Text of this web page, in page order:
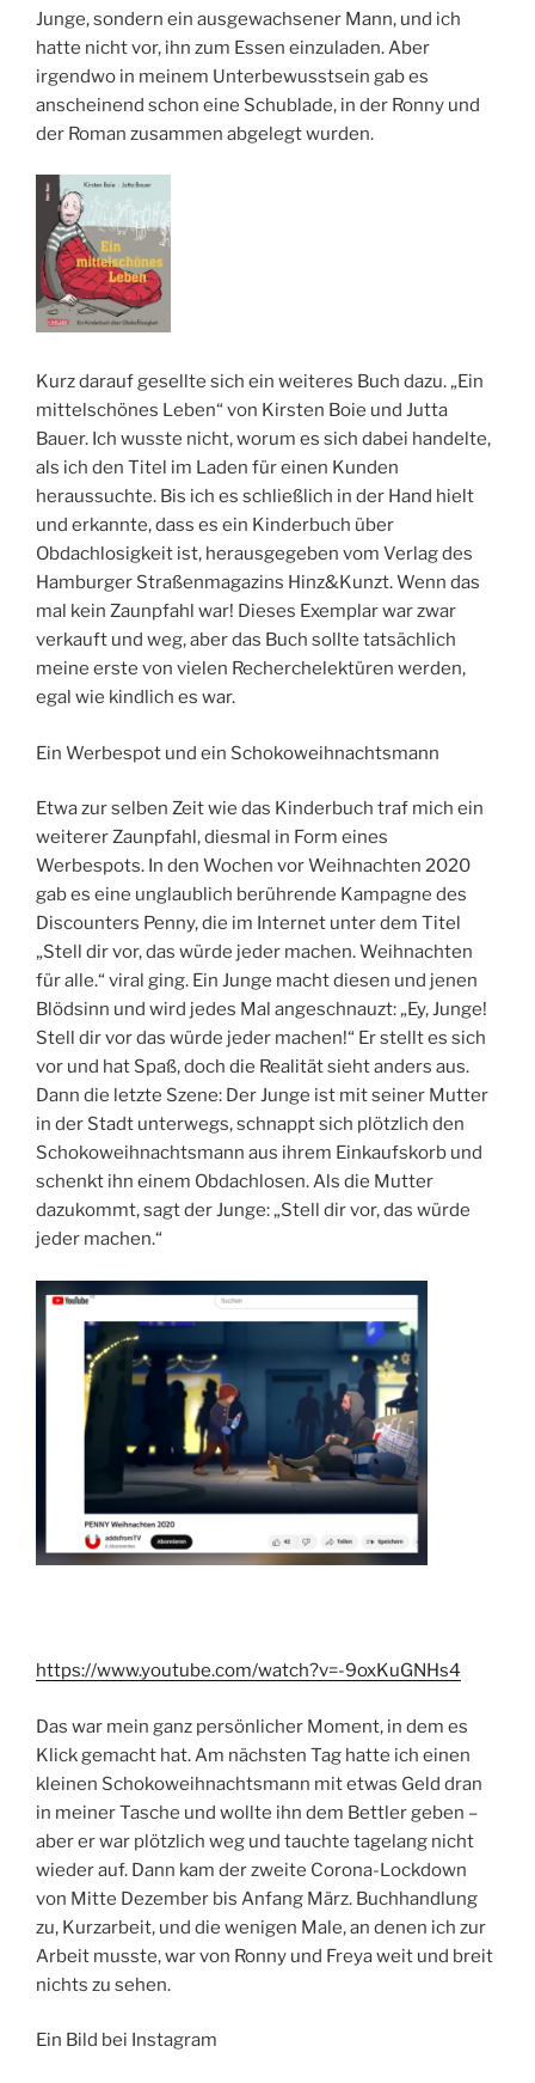
Junge, sondern ein ausgewachsener Mann, und ich
hatte nicht vor, ihn zum Essen einzuladen. Aber
irgendwo in meinem Unterbewusstsein gab es
anscheinend schon eine Schublade, in der Ronny und
der Roman zusammen abgelegt wurden.
Kurz darauf gesellte sich ein weiteres Buch dazu. „Ein
mittelschönes Leben“ von Kirsten Boie und Jutta
Bauer. Ich wusste nicht, worum es sich dabei handelte,
als ich den Titel im Laden für einen Kunden
heraussuchte. Bis ich es schließlich in der Hand hielt
und erkannte, dass es ein Kinderbuch über
Obdachlosigkeit ist, herausgegeben vom Verlag des
Hamburger Straßenmagazins Hinz&Kunzt. Wenn das
mal kein Zaunpfahl war! Dieses Exemplar war zwar
verkauft und weg, aber das Buch sollte tatsächlich
meine erste von vielen Recherchelektüren werden,
egal wie kindlich es war.
Ein Werbespot und ein Schokoweihnachtsmann
Etwa zur selben Zeit wie das Kinderbuch traf mich ein
weiterer Zaunpfahl, diesmal in Form eines
Werbespots. In den Wochen vor Weihnachten 2020
gab es eine unglaublich berührende Kampagne des
Discounters Penny, die im Internet unter dem Titel
„Stell dir vor, das würde jeder machen. Weihnachten
für alle.“ viral ging. Ein Junge macht diesen und jenen
Blödsinn und wird jedes Mal angeschnauzt: „Ey, Junge!
Stell dir vor das würde jeder machen!“ Er stellt es sich
vor und hat Spaß, doch die Realität sieht anders aus.
Dann die letzte Szene: Der Junge ist mit seiner Mutter
in der Stadt unterwegs, schnappt sich plötzlich den
Schokoweihnachtsmann aus ihrem Einkaufskorb und
schenkt ihn einem Obdachlosen. Als die Mutter
dazukommt, sagt der Junge: „Stell dir vor, das würde
jeder machen.“
https://www.youtube.com/watch?v=-9oxKuGNHs4
Das war mein ganz persönlicher Moment, in dem es
Klick gemacht hat. Am nächsten Tag hatte ich einen
kleinen Schokoweihnachtsmann mit etwas Geld dran
in meiner Tasche und wollte ihn dem Bettler geben –
aber er war plötzlich weg und tauchte tagelang nicht
wieder auf. Dann kam der zweite Corona-Lockdown
von Mitte Dezember bis Anfang März. Buchhandlung
zu, Kurzarbeit, und die wenigen Male, an denen ich zur
Arbeit musste, war von Ronny und Freya weit und breit
nichts zu sehen.
Ein Bild bei Instagram